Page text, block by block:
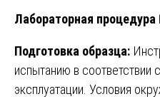
Лабораторная процедура
Подготовка образца:
испытанию в соответствии
эксплуатации. Условия